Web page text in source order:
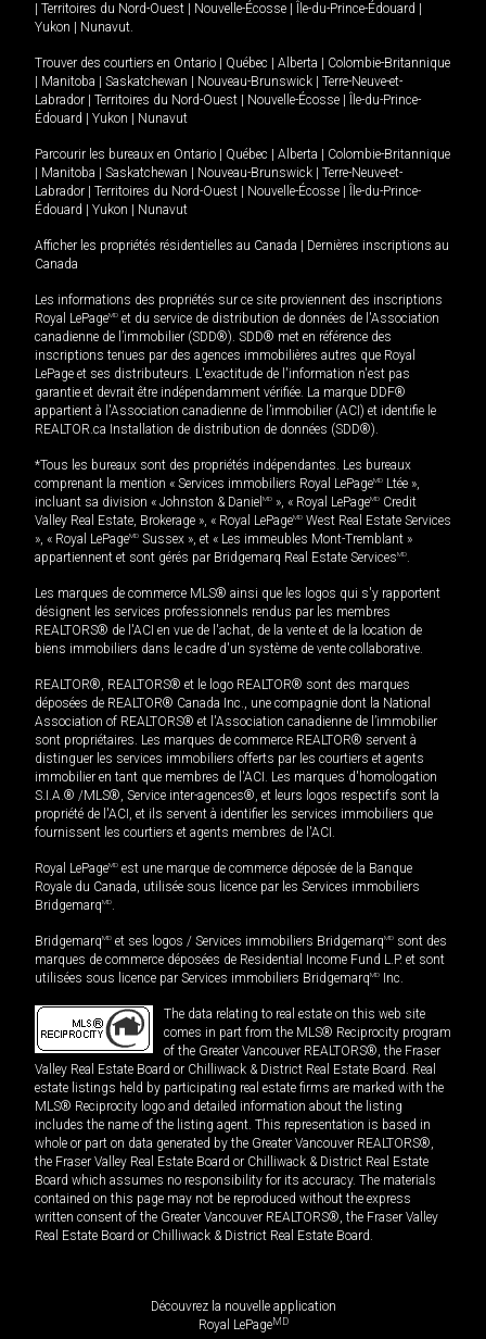
Territoires du Nord-Ouest Nouvelle-Écosse Île-du-Prince-Édouard
Yukon
Nunavut.
Trouver des courtiers en Ontario Québec Alberta
Colombie-Britannique
Manitoba Saskatchewan Nouveau-Brunswick
Terre-Neuve-et-
Labrador
Territoires du Nord-Ouest Nouvelle-Écosse
Île-du-Prince-
Édouard
Yukon Nunavut
Parcourir les bureaux en Ontario Québec Alberta
Colombie-Britannique
Manitoba Saskatchewan Nouveau-Brunswick
Terre-Neuve-et-
Labrador
Territoires du Nord-Ouest Nouvelle-Écosse
Île-du-Prince-
Édouard
Yukon Nunavut
Afficher les propriétés résidentielles au Canada
Dernières inscriptions au
Canada
Les informations des propriétés sur ce site proviennent des inscriptions
Royal LePageMD et du service de distribution de données de l'Association
canadienne de l’immobilier (SDD®). SDD® met en référence des
inscriptions tenues par des agences immobilières autres que Royal
LePage et ses distributeurs. L'exactitude de l'information n'est pas
garantie et devrait être indépendamment vérifiée. La marque DDF®
appartient à l'Association canadienne de l’immobilier (ACI) et identifie le
REALTOR.ca Installation de distribution de données (SDD®).
*Tous les bureaux sont des propriétés indépendantes. Les bureaux
comprenant la mention « Services immobiliers Royal LePageMD Ltée »,
incluant sa division « Johnston & Daniel MD », « Royal LePageMD Credit
Valley Real Estate, Brokerage », « Royal LePageMD West Real Estate Services
», « Royal LePageMD Sussex », et « Les immeubles Mont-Tremblant »
appartiennent et sont gérés par Bridgemarq Real Estate ServicesMD.
Les marques de commerce MLS® ainsi que les logos qui s'y rapportent
désignent les services professionnels rendus par les membres
REALTORS® de l'ACI en vue de l'achat, de la vente et de la location de
biens immobiliers dans le cadre d'un système de vente collaborative.
REALTOR®, REALTORS® et le logo REALTOR® sont des marques
déposées de REALTOR® Canada Inc., une compagnie dont la National
Association of REALTORS® et l'Association canadienne de l’immobilier
sont propriétaires. Les marques de commerce REALTOR® servent à
distinguer les services immobiliers offerts par les courtiers et agents
immobilier en tant que membres de l'ACI. Les marques d'homologation
S.I.A.® /MLS®, Service inter-agences®, et leurs logos respectifs sont la
propriété de l'ACI, et ils servent à identifier les services immobiliers que
fournissent les courtiers et agents membres de l'ACI.
Royal LePageMD est une marque de commerce déposée de la Banque
Royale du Canada, utilisée sous licence par les Services immobiliers
BridgemarqMD.
BridgemarqMD et ses logos / Services immobiliers BridgemarqMD sont des
marques de commerce déposées de Residential Income Fund L.P. et sont
utilisées sous licence par Services immobiliers BridgemarqMD Inc.
The data relating to real estate on this web site
comes in part from the MLS® Reciprocity program
of the Greater Vancouver REALTORS®, the Fraser
Valley Real Estate Board or Chilliwack & District Real Estate Board. Real
estate listings held by participating real estate firms are marked with the
MLS® Reciprocity logo and detailed information about the listing
includes the name of the listing agent. This representation is based in
whole or part on data generated by the Greater Vancouver REALTORS®,
the Fraser Valley Real Estate Board or Chilliwack & District Real Estate
Board which assumes no responsibility for its accuracy. The materials
contained on this page may not be reproduced without the express
written consent of the Greater Vancouver REALTORS®, the Fraser Valley
Real Estate Board or Chilliwack & District Real Estate Board.
Découvrez la nouvelle application
Royal LePageMD